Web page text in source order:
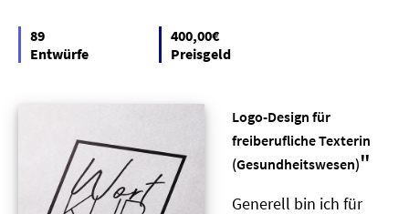
89
Entwürfe
400,00€
Preisgeld
Logo-Design für
freiberufliche Texterin
(Gesundheitswesen)"
Generell bin ich für